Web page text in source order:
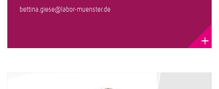
bettina.giese@labor-muenster.de
+